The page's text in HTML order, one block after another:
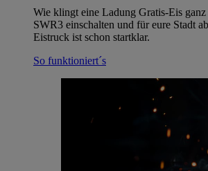
Wie klingt eine Ladung Gratis-Eis
SWR3 einschalten und für eure Stadt
Eistruck ist schon startklar.
So funktioniert´s